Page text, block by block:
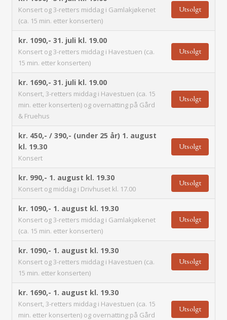
Konsert og 3-retters middag i Gamlakjøkenet
(ca. 15 min. etter konserten)
Utsolgt
kr. 1090,- 31. juli kl. 19.00
Konsert og 3-retters middag i Havestuen (ca.
15 min. etter konserten)
Utsolgt
kr. 1690,- 31. juli kl. 19.00
Konsert, 3-retters middag i Havestuen (ca. 15
min. etter konserten) og overnatting på Gård
& Fruehus
Utsolgt
kr. 450,- / 390,- (under 25 år) 1. august
kl. 19.30
Konsert
Utsolgt
kr. 990,- 1. august kl. 19.30
Konsert og middag i Drivhuset kl. 17.00
Utsolgt
kr. 1090,- 1. august kl. 19.30
Konsert og 3-retters middag i Gamlakjøkenet
(ca. 15 min. etter konserten)
Utsolgt
kr. 1090,- 1. august kl. 19.30
Konsert og 3-retters middag i Havestuen (ca.
15 min. etter konserten)
Utsolgt
kr. 1690,- 1. august kl. 19.30
Konsert, 3-retters middag i Havestuen (ca. 15
min. etter konserten) og overnatting på Gård
Utsolgt